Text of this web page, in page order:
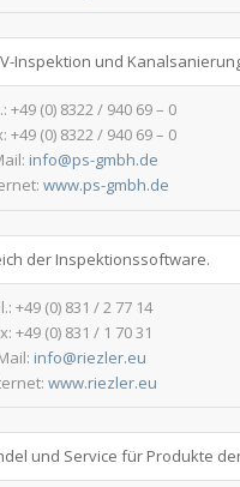
Inspektion und
+49 (0) 8322 / 940 69 – 0
+49 (0) 8322 / 940 69 – 0
info@ps-gmbh.de
www.ps-gmbh.de
der Inspektionssoftware.
+49 (0) 831 / 2 77 14
+49 (0) 831 / 1 70 31
info@riezler.eu
www.riezler.eu
und Service für Produkte